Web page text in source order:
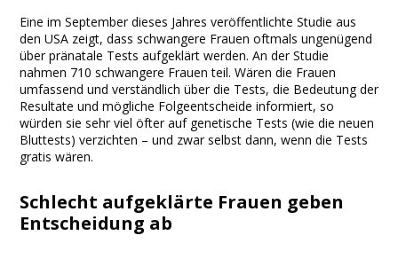
Eine im September dieses Jahres veröffentlichte Studie aus
den USA zeigt, dass schwangere Frauen oftmals ungenügend
über pränatale Tests aufgeklärt werden. An der Studie
nahmen 710 schwangere Frauen teil. Wären die Frauen
umfassend und verständlich über die Tests, die Bedeutung der
Resultate und mögliche Folgeentscheide informiert, so
würden sie sehr viel öfter auf genetische Tests (wie die neuen
Bluttests) verzichten – und zwar selbst dann, wenn die Tests
gratis wären.
Schlecht aufgeklärte Frauen geben
Entscheidung ab